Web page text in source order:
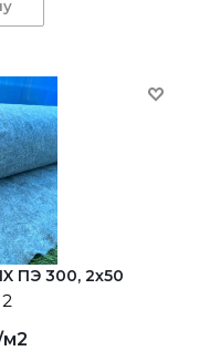
ПЭ 300, 2х50
2